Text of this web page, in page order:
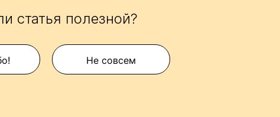
статья полезной?
Не совсем